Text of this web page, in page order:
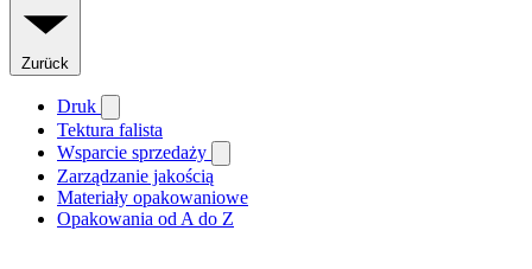
Zurück
Druk
Tektura falista
Wsparcie sprzedaży
Zarządzanie jakością
Materiały opakowaniowe
Opakowania od A do Z